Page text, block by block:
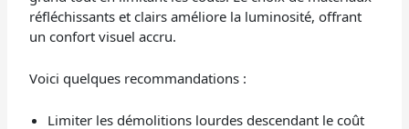
réfléchissants et clairs améliore la luminosité, offrant
un confort visuel accru.
Voici quelques recommandations :
Limiter les démolitions lourdes descendant le coût